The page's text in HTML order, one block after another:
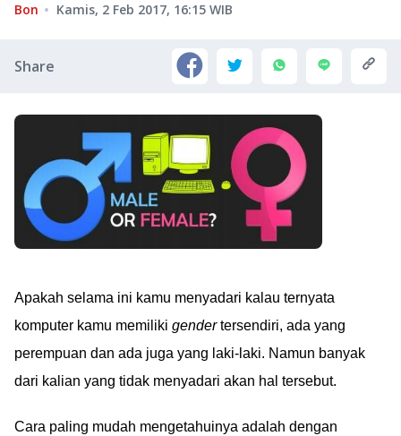
Bon Kamis, 2 Feb 2017, 16:15 WIB
Share
Apakah selama ini kamu menyadari kalau ternyata
komputer kamu memiliki gendertersendiri, ada yang
perempuan dan ada juga yang laki-laki. Namun banyak
dari kalian yang tidak menyadari akan hal tersebut.
Cara paling mudah mengetahuinya adalah dengan